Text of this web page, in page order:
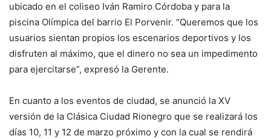
ubicado en el coliseo Iván Ramiro Córdoba y para la
piscina Olímpica del barrio El Porvenir. “Queremos que los
usuarios sientan propios los escenarios deportivos y los
disfruten al máximo, que el dinero no sea un impedimento
para ejercitarse”, expresó la Gerente.
En cuanto a los eventos de ciudad, se anunció la XV
versión de la Clásica Ciudad Rionegro que se realizará los
días 10, 11 y 12 de marzo próximo y con la cual se rendirá